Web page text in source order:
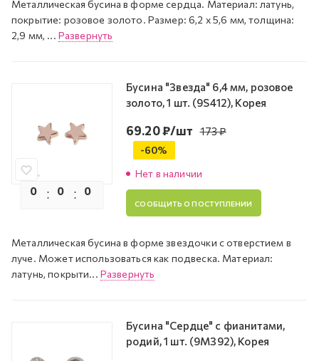
Металлическая бусина в форме сердца. Материал: латунь,
покрытие: розовое золото. Размер: 6,2 х 5,6 мм, толщина:
2,9 мм, ... Развернуть
0 0 0
Бусина "Звезда" 6,4 мм, розовое
золото, 1 шт. (9S412), Корея
Нет в наличии
69.20₽/шт 173₽
-60%
СООБЩИТЬ О ПОСТУПЛЕНИИ
Металлическая бусина в форме звездочки с отверстием в
луче. Может использоваться как подвеска. Материал:
латунь, покрыти... Развернуть
Бусина "Сердце" с фианитами,
родий, 1 шт. (9M392), Корея